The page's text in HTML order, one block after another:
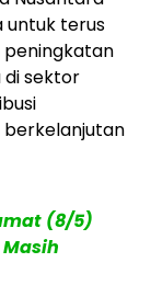
untuk terus
peningkatan
di sektor
(8/5)